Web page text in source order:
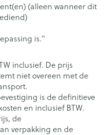
(alleen wanneer dit
is."
inclusief. De prijs
niet overeen met de
is de definitieve
en inclusief BTW.
de
verpakking en de